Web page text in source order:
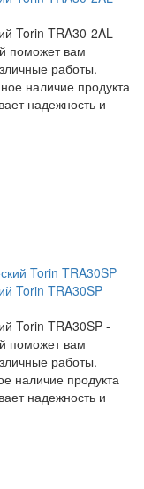
Torin TRA30-2AL -
поможет вам
работы.
наличие продукта
надежность и
Torin TRA30SP
Torin TRA30SP -
поможет вам
работы.
наличие продукта
надежность и